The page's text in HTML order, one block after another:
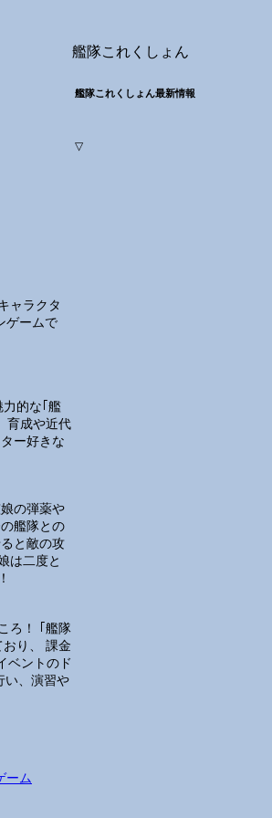
艦隊これくしょん
ャラクタ
ゲームで
力的な｢艦
育成や近代
ー好きな
の弾薬や
艦隊との
と敵の攻
は二度と
ろ！ ｢艦隊
り、 課金
ベントのド
い、演習や
艦隊これくしょん最新情報
▽